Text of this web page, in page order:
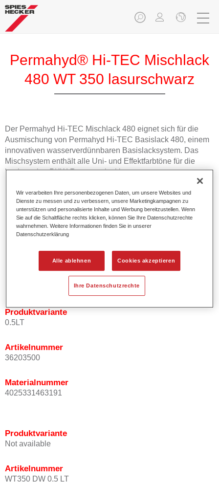
Permahyd® Hi-TEC Mischlack
480 WT 350 lasurschwarz
Der Permahyd Hi-TEC Mischlack 480 eignet sich für die
Ausmischung von Permahyd Hi-TEC Basislack 480, einem
innovativen wasserverdünnbaren Basislacksystem. Das
Mischsystem enthält alle Uni- und Effektfarbtöne für die
hochwertige PKW-Reparaturlackierung.
Produktmerkmale
Einfach und schnell zu verarbeiten.
Bietet eine hohe Farbtongenauigkeit und gleichmäßige
Effektausrichtung.
Fördert kurze Prozesszeiten.
Ermöglicht einfaches und sicheres Einlackieren.
Kann variabel eingesetzt werden, z.B. für Innenraum-,
Mehrschicht- und Mehrfarbenlackierungen.
Produktvariante
0.5LT
Artikelnummer
36203500
Materialnummer
4025331463191
Produktvariante
Not available
Artikelnummer
WT350 DW 0.5 LT
Wir verarbeiten Ihre personenbezogenen Daten, um unsere Websites und
Dienste zu messen und zu verbessern, unsere Marketingkampagnen zu
unterstützen und personalisierte Inhalte und Werbung bereitzustellen. Wenn
Sie auf die Schaltfläche rechts klicken, können Sie Ihre Datenschutzrechte
wahrnehmen. Weitere Informationen finden Sie in unserer
Datenschutzerklärung
Alle ablehnen Cookies akzeptieren
Ihre Datenschutzrechte